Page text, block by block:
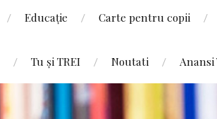
Educație Carte pentru copii
Tu și TREI Noutati